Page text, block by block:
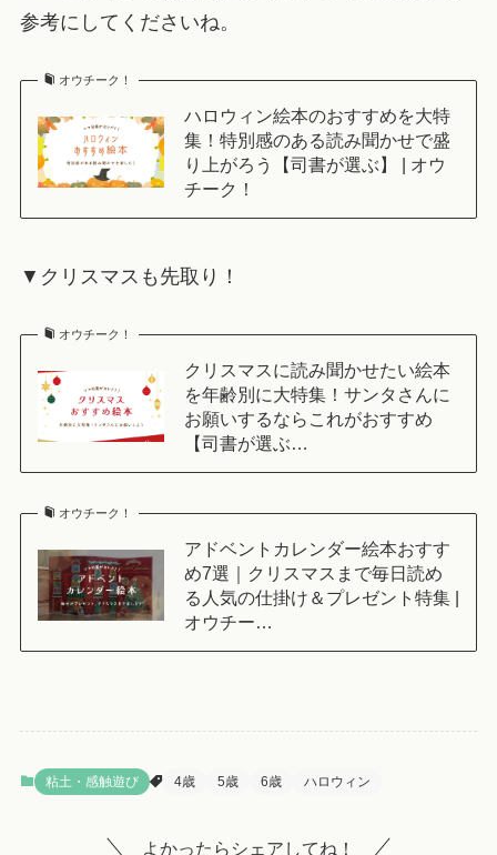
参考にしてくださいね。
オウチーク！
ハロウィン絵本のおすすめを大特
集！特別感のある読み聞かせで盛
り上がろう【司書が選ぶ】 | オウ
チーク！
▼クリスマスも先取り！
オウチーク！
クリスマスに読み聞かせたい絵本
を年齢別に大特集！サンタさんに
お願いするならこれがおすすめ
【司書が選ぶ…
オウチーク！
アドベントカレンダー絵本おすす
め7選｜クリスマスまで毎日読め
る人気の仕掛け＆プレゼント特集 |
オウチー…
粘土・感触遊び 4歳 5歳 6歳 ハロウィン
よかったらシェアしてね！